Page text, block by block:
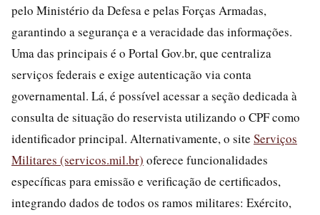
pelo Ministério da Defesa e pelas Forças Armadas,
garantindo a segurança e a veracidade das informações.
Uma das principais é o Portal Gov.br, que centraliza
serviços federais e exige autenticação via conta
governamental. Lá, é possível acessar a seção dedicada à
consulta de situação do reservista utilizando o CPF como
identificador principal. Alternativamente, o site Serviços
Militares (servicos.mil.br) oferece funcionalidades
específicas para emissão e verificação de certificados,
integrando dados de todos os ramos militares: Exército,